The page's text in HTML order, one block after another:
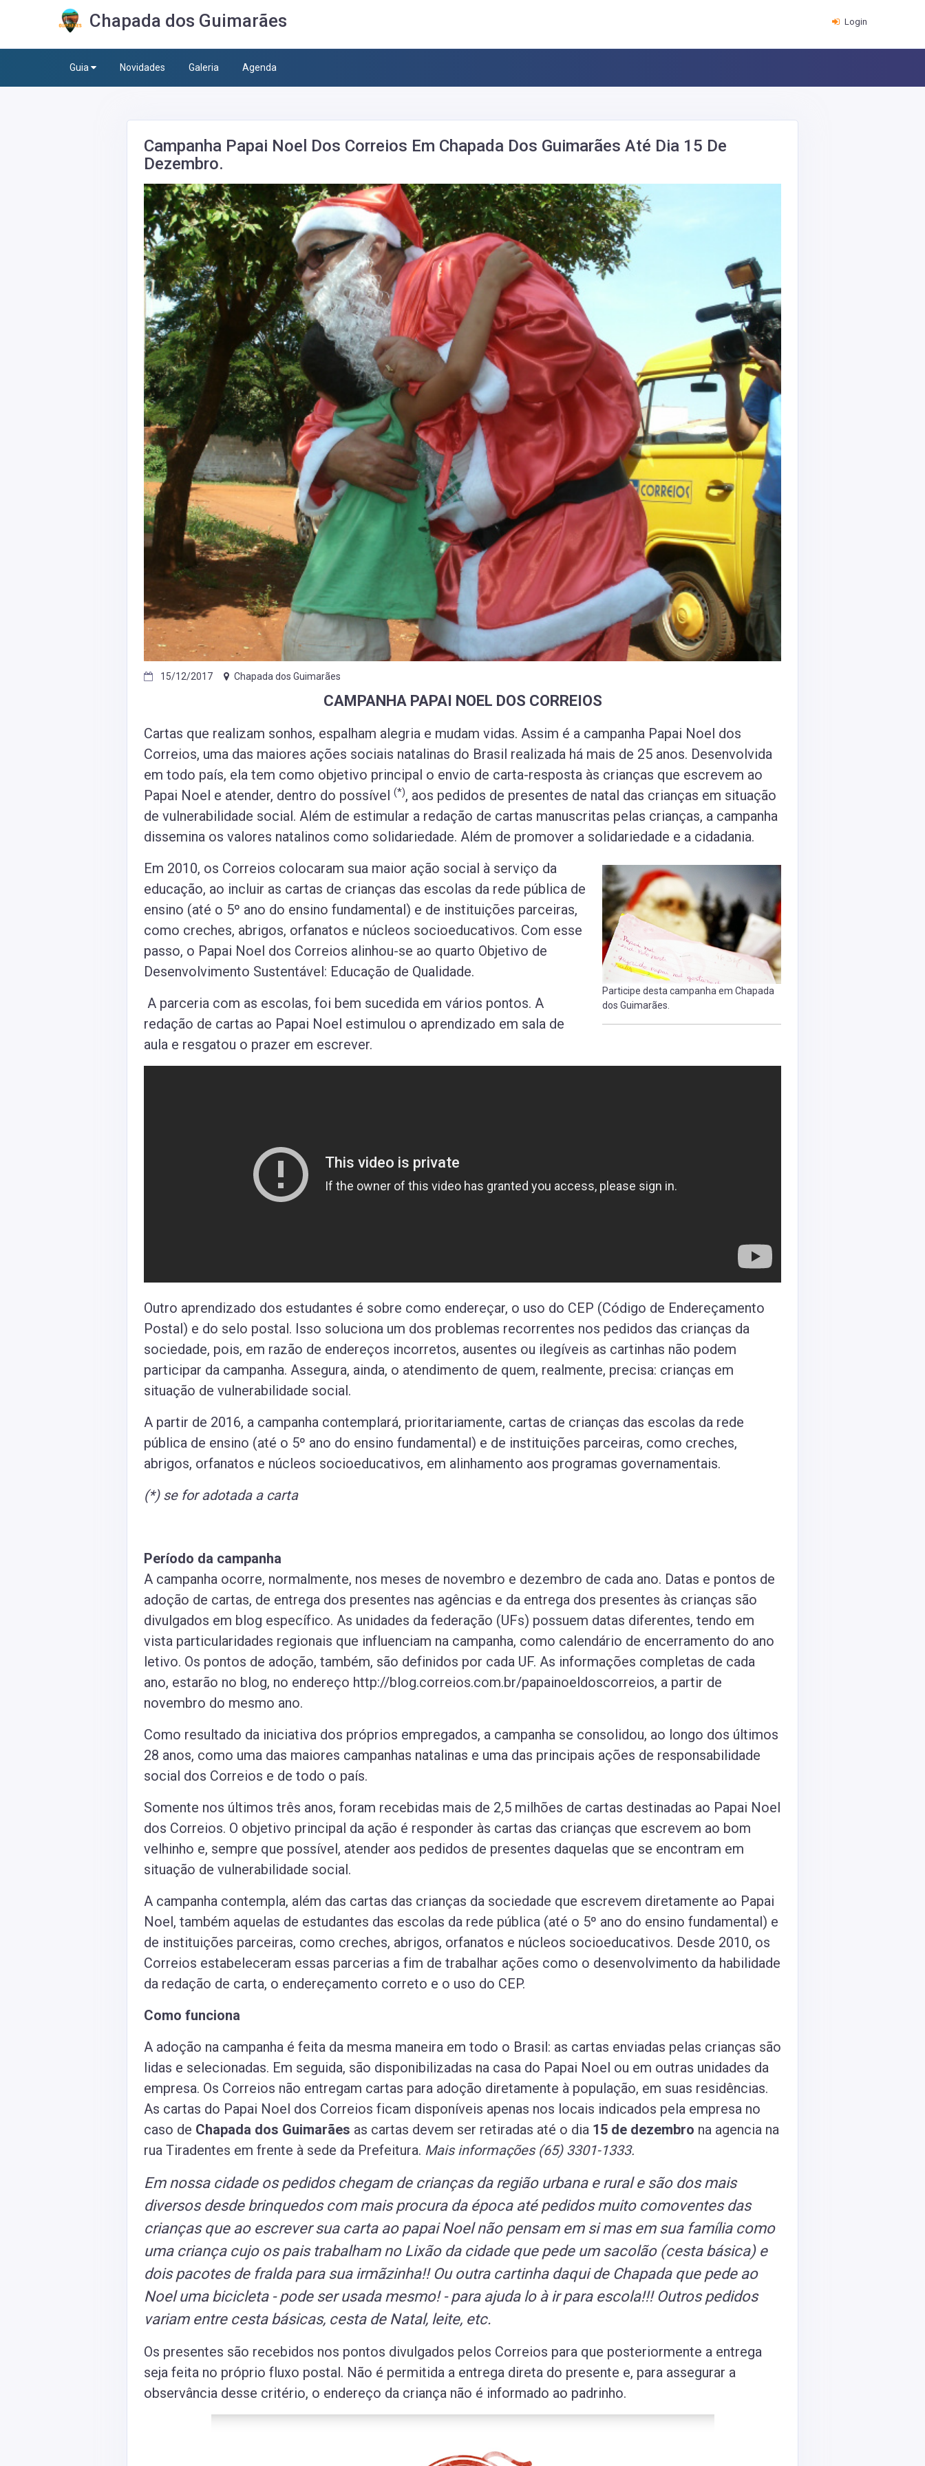
Chapada dos Guimarães Login
Guia Novidades Galeria Agenda
Campanha Papai Noel Dos Correios Em Chapada Dos Guimarães Até Dia 15 De
Dezembro.
15/12/2017 Chapada dos Guimarães
CAMPANHA PAPAI NOEL DOS CORREIOS
Cartas que realizam sonhos, espalham alegria e mudam vidas. Assim é a campanha Papai Noel dos
Correios, uma das maiores ações sociais natalinas do Brasil realizada há mais de 25 anos. Desenvolvida
em todo país, ela tem como objetivo principal o envio de carta-resposta às crianças que escrevem ao
Papai Noel e atender, dentro do possível (*), aos pedidos de presentes de natal das crianças em situação
de vulnerabilidade social. Além de estimular a redação de cartas manuscritas pelas crianças, a campanha
dissemina os valores natalinos como solidariedade. Além de promover a solidariedade e a cidadania.
Participe desta campanha em Chapada
dos Guimarães.
Em 2010, os Correios colocaram sua maior ação social à serviço da
educação, ao incluir as cartas de crianças das escolas da rede pública de
ensino (até o 5º ano do ensino fundamental) e de instituições parceiras,
como creches, abrigos, orfanatos e núcleos socioeducativos. Com esse
passo, o Papai Noel dos Correios alinhou-se ao quarto Objetivo de
Desenvolvimento Sustentável: Educação de Qualidade.
A parceria com as escolas, foi bem sucedida em vários pontos. A
redação de cartas ao Papai Noel estimulou o aprendizado em sala de
aula e resgatou o prazer em escrever.
Outro aprendizado dos estudantes é sobre como endereçar, o uso do CEP (Código de Endereçamento
Postal) e do selo postal. Isso soluciona um dos problemas recorrentes nos pedidos das crianças da
sociedade, pois, em razão de endereços incorretos, ausentes ou ilegíveis as cartinhas não podem
participar da campanha. Assegura, ainda, o atendimento de quem, realmente, precisa: crianças em
situação de vulnerabilidade social.
A partir de 2016, a campanha contemplará, prioritariamente, cartas de crianças das escolas da rede
pública de ensino (até o 5º ano do ensino fundamental) e de instituições parceiras, como creches,
abrigos, orfanatos e núcleos socioeducativos, em alinhamento aos programas governamentais.
(*) se for adotada a carta
Período da campanha
A campanha ocorre, normalmente, nos meses de novembro e dezembro de cada ano. Datas e pontos de
adoção de cartas, de entrega dos presentes nas agências e da entrega dos presentes às crianças são
divulgados em blog específico. As unidades da federação (UFs) possuem datas diferentes, tendo em
vista particularidades regionais que influenciam na campanha, como calendário de encerramento do ano
letivo. Os pontos de adoção, também, são definidos por cada UF. As informações completas de cada
ano, estarão no blog, no endereço http://blog.correios.com.br/papainoeldoscorreios, a partir de
novembro do mesmo ano.
Como resultado da iniciativa dos próprios empregados, a campanha se consolidou, ao longo dos últimos
28 anos, como uma das maiores campanhas natalinas e uma das principais ações de responsabilidade
social dos Correios e de todo o país.
Somente nos últimos três anos, foram recebidas mais de 2,5 milhões de cartas destinadas ao Papai Noel
dos Correios. O objetivo principal da ação é responder às cartas das crianças que escrevem ao bom
velhinho e, sempre que possível, atender aos pedidos de presentes daquelas que se encontram em
situação de vulnerabilidade social.
A campanha contempla, além das cartas das crianças da sociedade que escrevem diretamente ao Papai
Noel, também aquelas de estudantes das escolas da rede pública (até o 5º ano do ensino fundamental) e
de instituições parceiras, como creches, abrigos, orfanatos e núcleos socioeducativos. Desde 2010, os
Correios estabeleceram essas parcerias a fim de trabalhar ações como o desenvolvimento da habilidade
da redação de carta, o endereçamento correto e o uso do CEP.
Como funciona
A adoção na campanha é feita da mesma maneira em todo o Brasil: as cartas enviadas pelas crianças são
lidas e selecionadas. Em seguida, são disponibilizadas na casa do Papai Noel ou em outras unidades da
empresa. Os Correios não entregam cartas para adoção diretamente à população, em suas residências.
As cartas do Papai Noel dos Correios ficam disponíveis apenas nos locais indicados pela empresa no
caso de Chapada dos Guimarães as cartas devem ser retiradas até o dia 15 de dezembro na agencia na
rua Tiradentes em frente à sede da Prefeitura. Mais informações (65) 3301-1333.
Em nossa cidade os pedidos chegam de crianças da região urbana e rural e são dos mais
diversos desde brinquedos com mais procura da época até pedidos muito comoventes das
crianças que ao escrever sua carta ao papai Noel não pensam em si mas em sua família como
uma criança cujo os pais trabalham no Lixão da cidade que pede um sacolão (cesta básica) e
dois pacotes de fralda para sua irmãzinha!! Ou outra cartinha daqui de Chapada que pede ao
Noel uma bicicleta - pode ser usada mesmo! - para ajuda lo à ir para escola!!! Outros pedidos
variam entre cesta básicas, cesta de Natal, leite, etc.
Os presentes são recebidos nos pontos divulgados pelos Correios para que posteriormente a entrega
seja feita no próprio fluxo postal. Não é permitida a entrega direta do presente e, para assegurar a
observância desse critério, o endereço da criança não é informado ao padrinho.